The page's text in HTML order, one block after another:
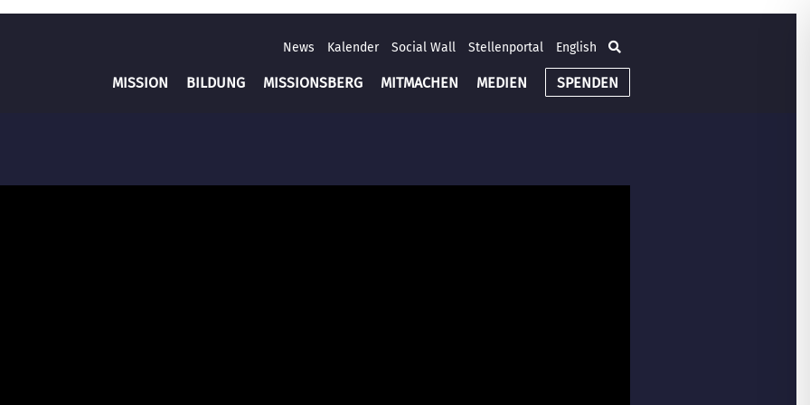
News Kalender Social Wall Stellenportal English
MISSION BILDUNG MISSIONSBERG MITMACHEN MEDIEN SPENDEN